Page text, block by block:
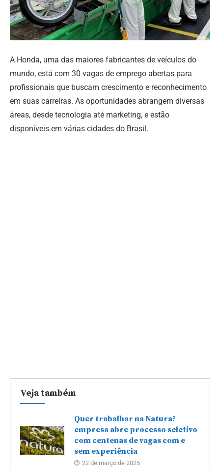
A Honda, uma das maiores fabricantes de veículos do
mundo, está com 30 vagas de emprego abertas para
profissionais que buscam crescimento e reconhecimento
em suas carreiras. As oportunidades abrangem diversas
áreas, desde tecnologia até marketing, e estão
disponíveis em várias cidades do Brasil.
Veja também
Quer trabalhar na Natura?
empresa abre processo seletivo
com centenas de vagas com e
sem experiência
22 de março de 2025